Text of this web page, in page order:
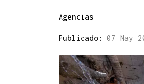
Agencias
Publicado: 07 May